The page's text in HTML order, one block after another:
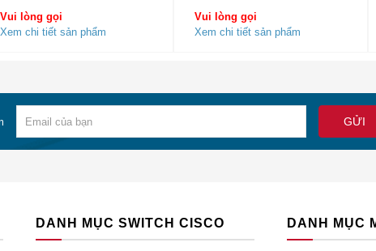
/
10.000
1,75 x 16,89 x 29,7 inch (4,4 x 42,9 x 75,4 cm)
1RU
–
Vui lòng gọi
Xem chi tiết sản phẩm
Vui lòng gọi
Xem chi tiết sản phẩm
DANH MỤC SWITCH CISCO DANH MỤC